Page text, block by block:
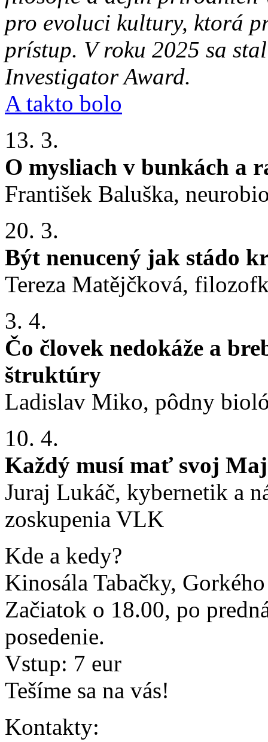
pro evoluci kultury, ktorá
prístup. V roku 2025 sa
Investigator Award.
A takto bolo
13. 3.
O mysliach v bunkách a
František Baluška,
20. 3.
Být nenucený jak stádo
Tereza Matějčková,
3. 4.
Čo človek nedokáže a
štruktúry
Ladislav Miko, pôdny
10. 4.
Každý musí mať svoj
Juraj Lukáč, kybernetik a
zoskupenia VLK
Kde a kedy?
Kinosála Tabačky,
Začiatok o 18.00, po
posedenie.
Vstup: 7 eur
Tešíme sa na vás!
Kontakty: